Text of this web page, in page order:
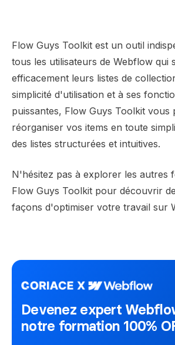
Flow Guys Toolkit est un outil
tous les utilisateurs de Webflow qui
efficacement leurs listes de
simplicité d'utilisation et à ses
puissantes, Flow Guys Toolkit vous
réorganiser vos items en toute
des listes structurées et intuitives.
N'hésitez pas à explorer les autres
Flow Guys Toolkit pour découvrir
façons d'optimiser votre travail sur
Devenez expert
notre formation 100%